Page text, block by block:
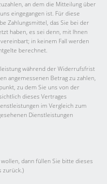
an dem die Mitteilung über
eingegangen ist. Für diese
Zahlungsmittel, das Sie bei der
haben, es sei denn, mit Ihnen
in keinem Fall werden
berechnet.
während der Widerrufsfrist
angemessenen Betrag zu zahlen,
zu dem Sie uns von der
dieses Vertrages
im Vergleich zum
Dienstleistungen
dann füllen Sie bitte dieses
zurück.)